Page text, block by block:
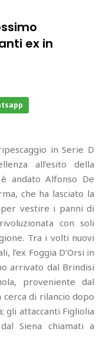
ex in
in Serie D
all’esito della
andato Alfonso De
che ha lasciato la
vestire i panni di
con soli
Tra i volti nuovi
l’ex Foggia D’Orsi in
arrivato dal Brindisi
proveniente dal
cerca di rilancio dopo
gli attaccanti Figliolia
Siena chiamati a